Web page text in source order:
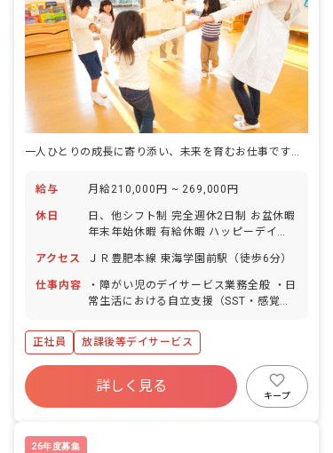
給与 月給210,000円 ~ 269,000円
休日
日、他シフト制 完全週休2日制 お盆休暇
年末年始休暇 有給休暇 ハッピーデイ特
アクセス
ＪＲ豊肥本線 東海学園前駅（徒歩6分）
仕事内容
・障がい児のデイサービス業務全般 ・日
常生活における自立支援（SST・感覚統
ト） ・送迎業務（社用車:軽、普通自動
車AT車） ・その他、上記に付随する業
務
正社員 放課後等デイサービス
詳しく見る
キープ
26年度募集